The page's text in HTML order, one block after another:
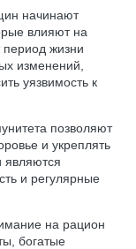
начинают
влияют на
жизни
изменений,
уязвимость к
позволяют
и укреплять
и регулярные
на рацион
богатые